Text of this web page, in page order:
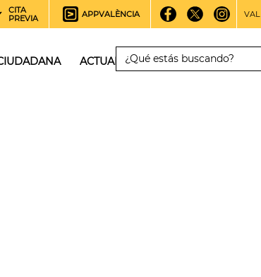
CITA
PREVIA
APPVALÈNCIA VAL
ACTUALIDAD